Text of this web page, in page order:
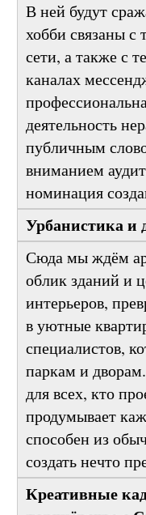
Медийные
В ней будут
хобби связаны с
сети, а также с
каналах
деятельность
публичным
вниманием
номинация
Урбанистика и
Сюда мы ждём
облик зданий и
интерьеров,
в уютные
специалистов,
паркам и
для всех, кто
продумывает
способен из
создать нечто